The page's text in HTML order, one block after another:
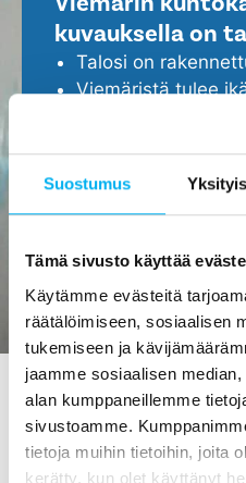
Suostumus
Tämä sivusto käyttää
Käytämme evästeitä
räätälöimiseen, sosiaalisen
tukemiseen ja
jaamme sosiaalisen
alan kumppaneillemme
sivustoamme.
tietoja muihin tietoihin, joita
kerätty, kun olet käyttänyt
kuvauksella on
Talosi on
Viemäristä tulee
Haluat ennakoida
ilmenemistä.
Viemärin